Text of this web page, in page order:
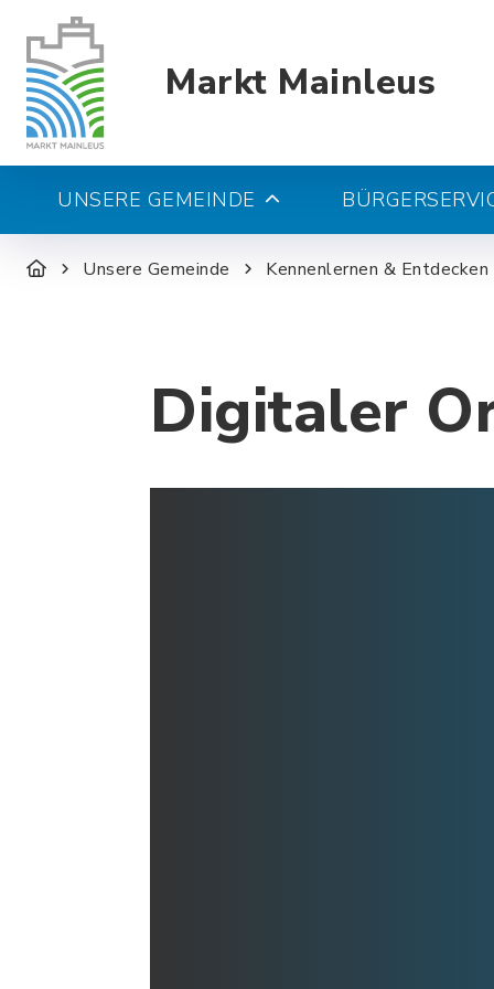
Markt Mainleus
UNSERE GEMEINDE
Unsere Gemeinde Kennenlernen & Entdecken
Digitaler